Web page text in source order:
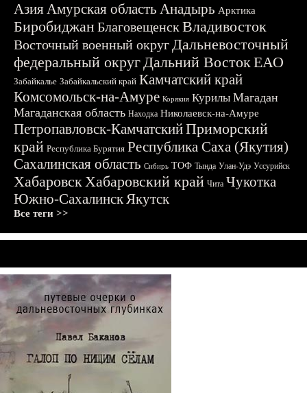
АзияАмурская область Анадырь Арктика
БиробиджанБлаговещенскВладивосток
Восточный военный округДальневосточный
федеральный округДальний ВостокЕАО
Забайкалье Забайкальский край Камчатский край
Комсомольск-на-Амуре Корякия Курилы Магадан
Магаданская область Находка Николаевск-на-Амуре
Петропавловск-КамчатскийПриморский
край Республика Бурятия Республика Саха (Якутия)
Сахалинская область Сибирь ТОФ Тында Улан-Удэ Уссурийск
ХабаровскХабаровский край Чита Чукотка
Южно-СахалинскЯкутск
Все теги >>